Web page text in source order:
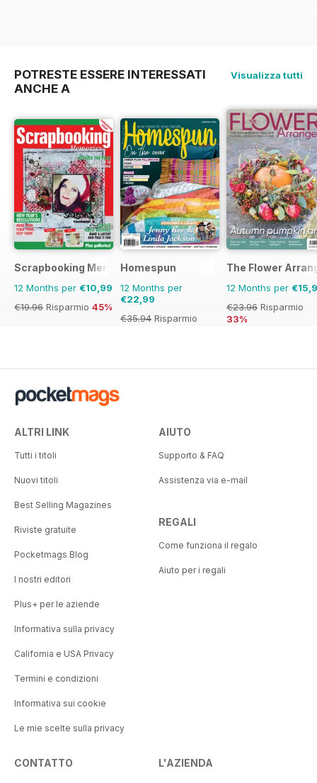
POTRESTE ESSERE INTERESSATI
ANCHE A
Visualizza tutti
Scrapbooking Memories
12 Months per €10,99
€19.96 Risparmio 45%
Homespun
12 Months per
€22,99
€35.94 Risparmio
The Flower
12 Months per
€23.96 Risparmio
33%
ALTRI LINK
Tutti i titoli
Nuovi titoli
Best Selling Magazines
Riviste gratuite
Pocketmags Blog
I nostri editori
Plus+ per le aziende
Informativa sulla privacy
California e USA Privacy
Termini e condizioni
Informativa sui cookie
Le mie scelte sulla privacy
AIUTO
Supporto & FAQ
Assistenza via e-mail
REGALI
Come funziona il regalo
Aiuto per i regali
CONTATTO L'AZIENDA